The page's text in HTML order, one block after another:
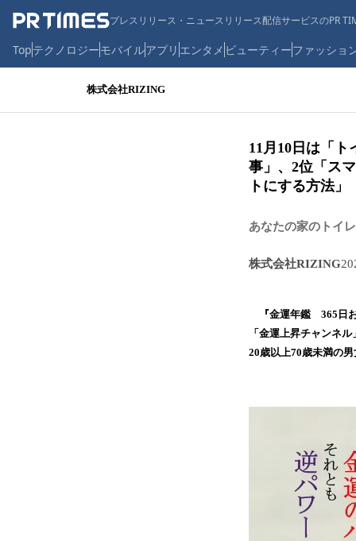
プレスリリース・ニュースリリース配信サービスのPR
Topテクノロジーモバイルアプリ エンタメ ビューティーファッショ
株式会社RIZING
11月10日は「
事」、2位「ス
トにする方法」
あなたの家のトイ
株式会社RIZING
『金運年鑑 365日お
「金運上昇チャンネ
20歳以上70歳未満の